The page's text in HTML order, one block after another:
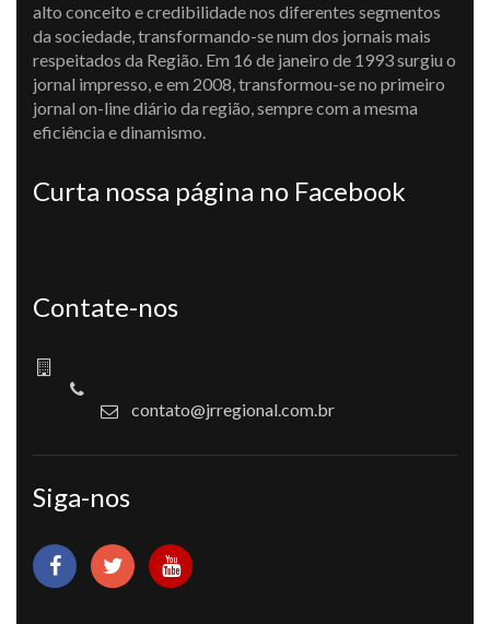
alto conceito e credibilidade nos diferentes segmentos
da sociedade, transformando-se num dos jornais mais
respeitados da Região. Em 16 de janeiro de 1993 surgiu o
jornal impresso, e em 2008, transformou-se no primeiro
jornal on-line diário da região, sempre com a mesma
eficiência e dinamismo.
Curta nossa página no Facebook
Contate-nos
contato@jrregional.com.br
Siga-nos